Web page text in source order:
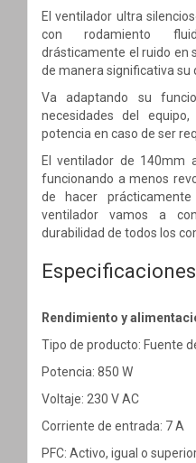
El ventilador ultra
con rodamiento
drásticamente el ruido en
de manera significativa su
Va adaptando su
necesidades del
potencia en caso de ser
El ventilador de 140mm
funcionando a menos
de hacer
ventilador vamos a
durabilidad de todos los
Especificaciones
Rendimiento y
Tipo de producto: Fuente
Potencia: 850 W
Voltaje: 230 V AC
Corriente de entrada: 7 A
PFC: Activo, igual o